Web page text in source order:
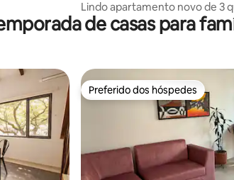
Lindo apartamento novo de 3
com terraço
de casas para
Preferido dos hóspedes
Preferido dos hóspedes